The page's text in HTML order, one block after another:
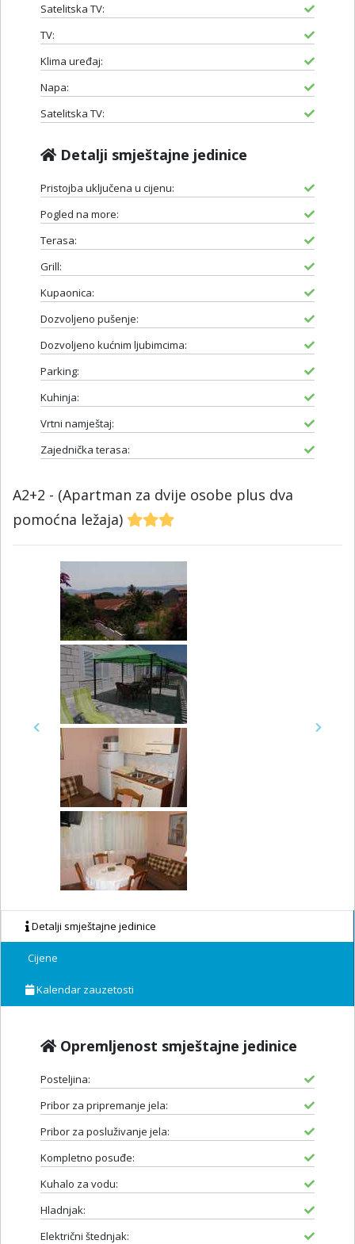
Satelitska TV:
TV:
Klima uređaj:
Napa:
Satelitska TV:
Detalji smještajne jedinice
Pristojba uključena u cijenu:
Pogled na more:
Terasa:
Grill:
Kupaonica:
Dozvoljeno pušenje:
Dozvoljeno kućnim ljubimcima:
Parking:
Kuhinja:
Vrtni namještaj:
Zajednička terasa:
A2+2 - (Apartman za dvije osobe plus dva
pomoćna ležaja)
Previous Next
Detalji smještajne jedinice
Cijene
Kalendar zauzetosti
Opremljenost smještajne jedinice
Posteljina:
Pribor za pripremanje jela:
Pribor za posluživanje jela:
Kompletno posuđe:
Kuhalo za vodu:
Hladnjak:
Električni štednjak: